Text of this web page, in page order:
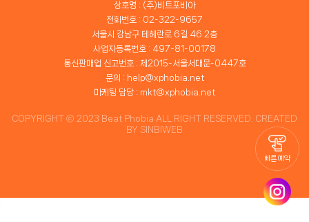
빠른 예약
상호명 : (주)비트포비아
전화번호 : 02-322-9657
서울시 강남구 테헤란로 6길 46 2층
사업자등록번호 : 497-81-00178
통신판매업 신고번호 : 제2015-서울서대문-0447호
문의 : help@xphobia.net
마케팅 담당 : mkt@xphobia.net
COPYRIGHT ⓒ 2023 Beat Phobia ALL RIGHT RESERVED. CREATED
BY SINBIWEB